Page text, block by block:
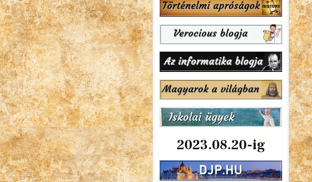
2023.08.20-ig